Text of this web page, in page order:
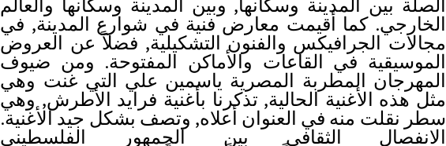
الخارجي. كما أقيمت معارض فنية في شوارع المدينة, في
مجالات الجرافيكس والفنون التشكيلية, فضلاً عن العروض
الموسيقية في القاعات والأماكن المفتوحة. ومن ضيوف
المهرجان المطربة المصرية ياسمين علي التي غنت وهي
مثل هذه الأغنية الحالية, تذكرنا بأغنية فرايد الأطرش, وهي
سطر نقلت منه في العنوان أعلاه, وتصف بشكل جيد الأغنية.
الانفصال الثقافي بين الجمهور الفلسطيني